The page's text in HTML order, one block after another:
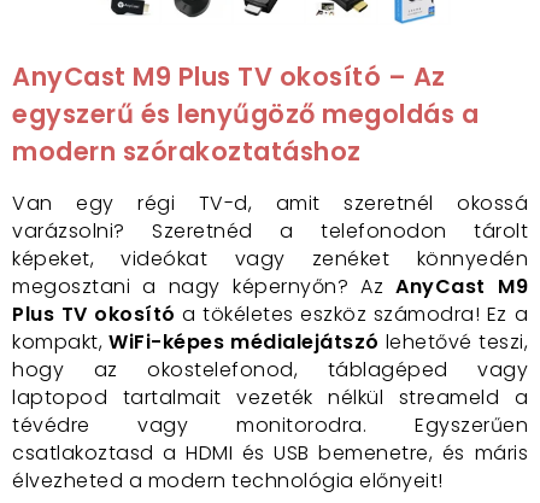
AnyCast M9 Plus TV okosító – Az
egyszerű és lenyűgöző megoldás a
modern szórakoztatáshoz
Van egy régi TV-d, amit szeretnél okossá
varázsolni? Szeretnéd a telefonodon tárolt
képeket, videókat vagy zenéket könnyedén
megosztani a nagy képernyőn? Az AnyCast M9
Plus TV okosító a tökéletes eszköz számodra! Ez a
kompakt, WiFi-képes médialejátszó lehetővé teszi,
hogy az okostelefonod, táblagéped vagy
laptopod tartalmait vezeték nélkül streameld a
tévédre vagy monitorodra. Egyszerűen
csatlakoztasd a HDMI és USB bemenetre, és máris
élvezheted a modern technológia előnyeit!